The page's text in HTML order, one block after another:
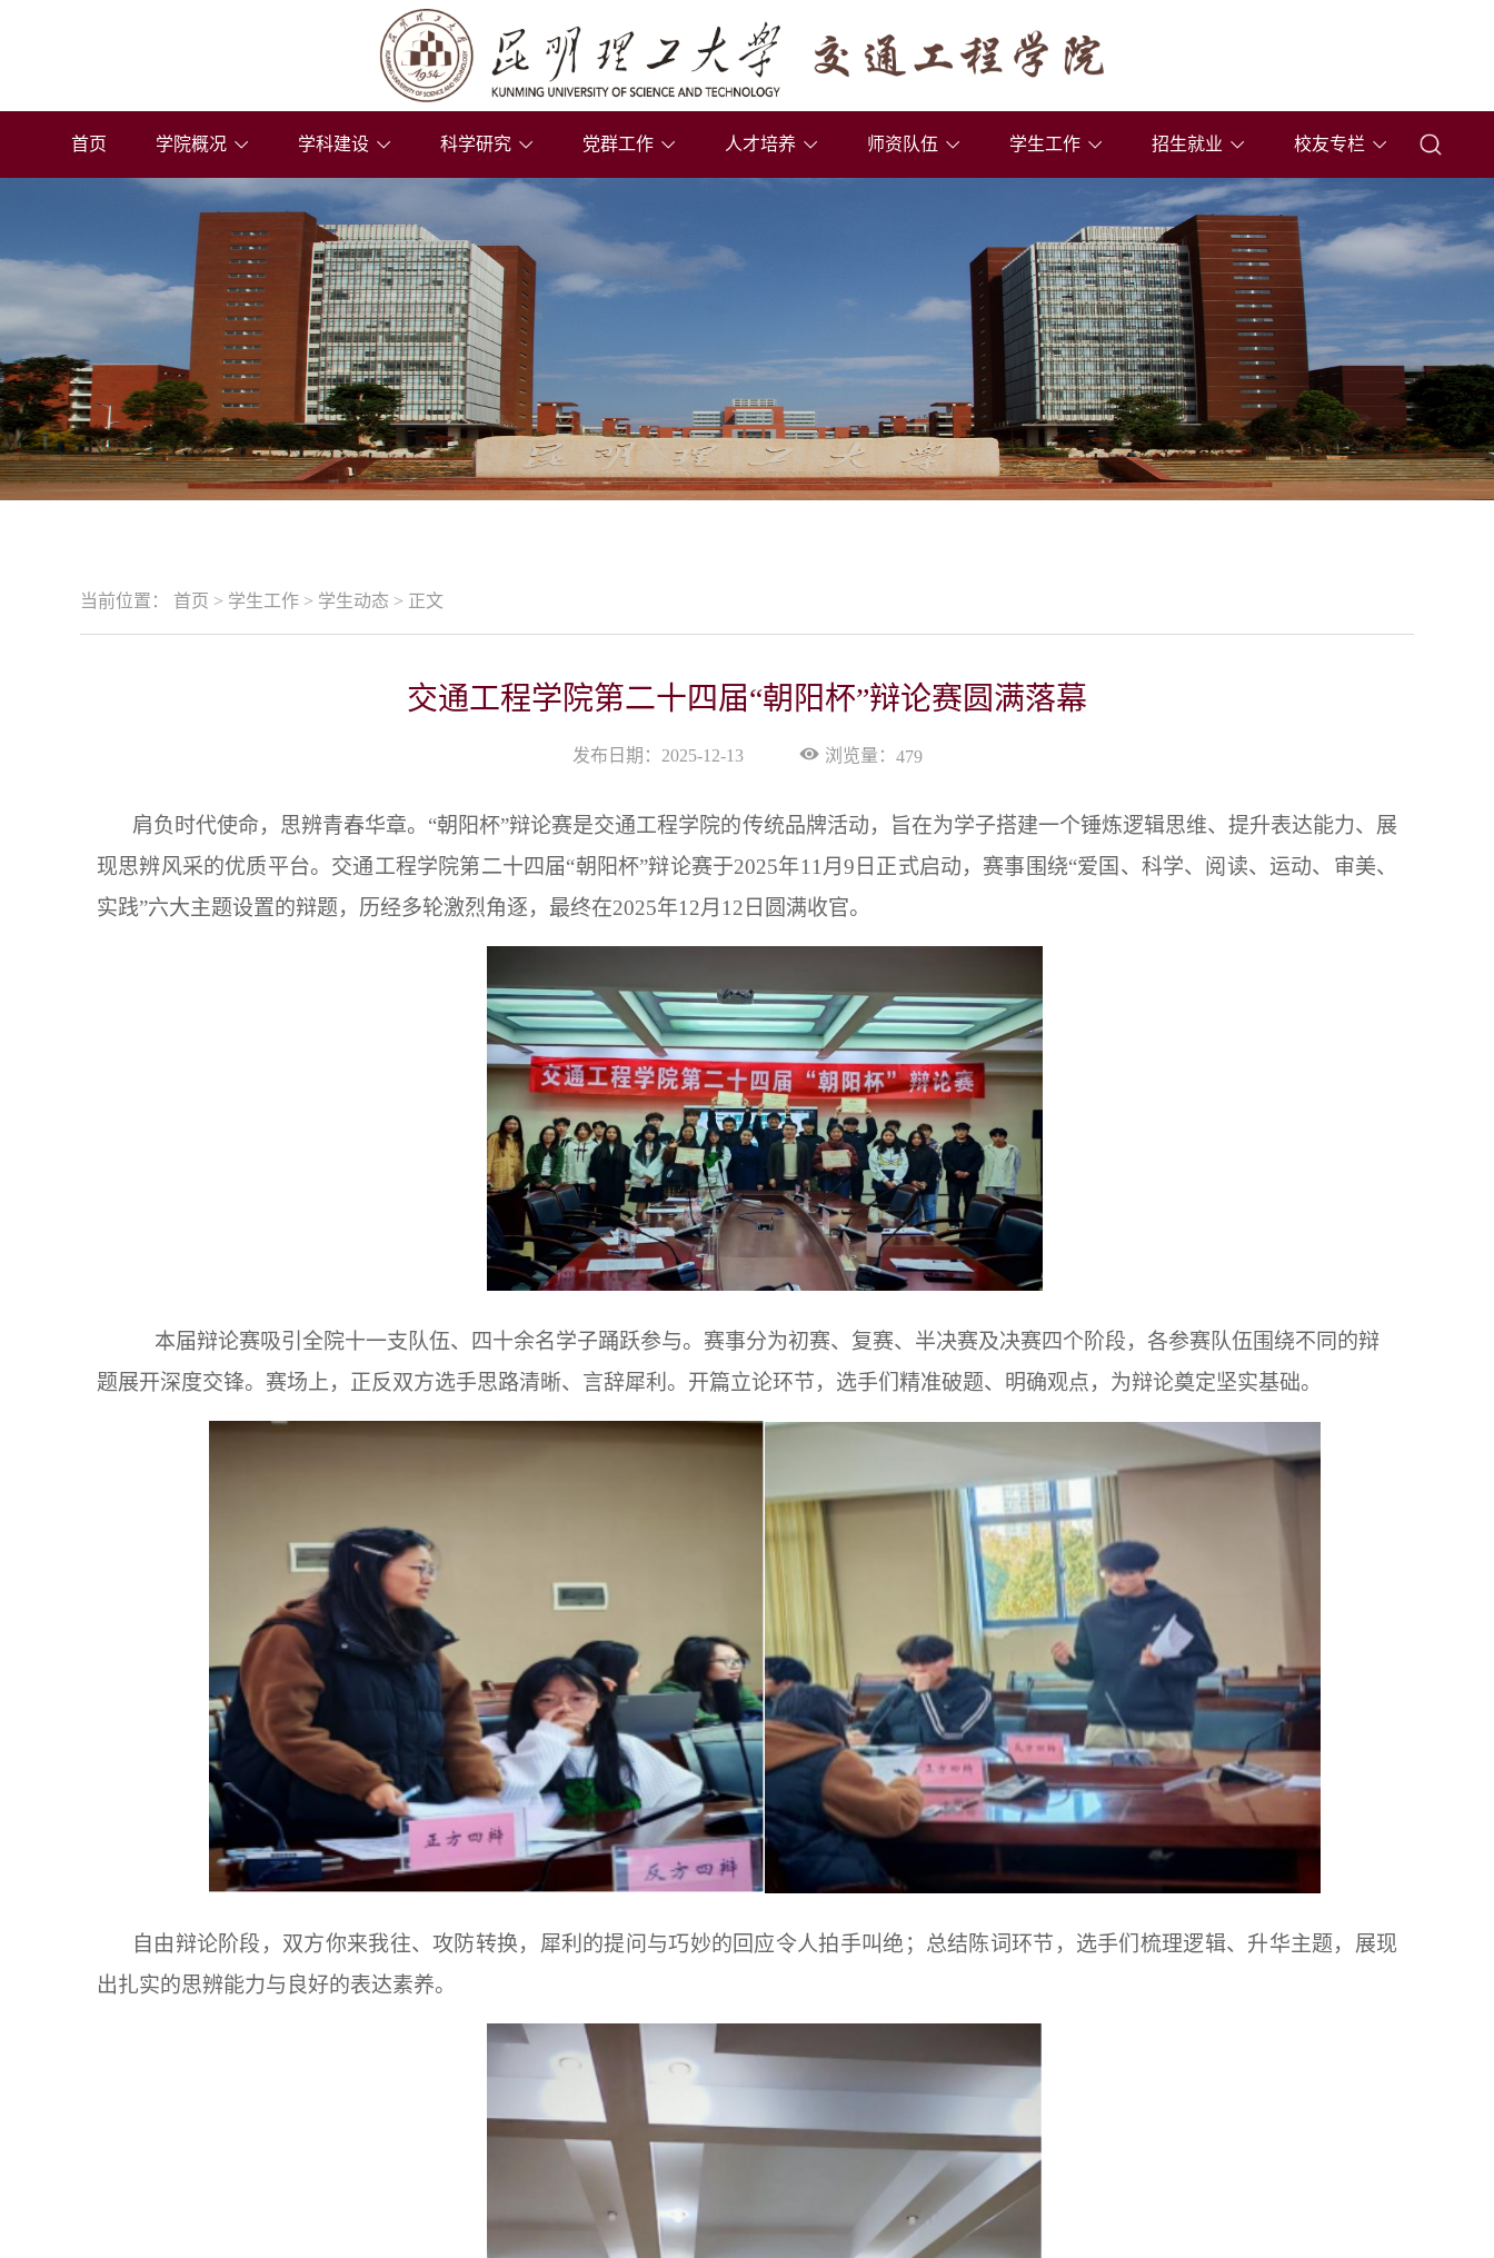
首页 学院概况 学科建设 科学研究 党群工作 人才培养 师资队伍 学生工作 招生就业 校友专栏
当前位置： 首页 > 学生工作 > 学生动态 > 正文
交通工程学院第二十四届“朝阳杯”辩论赛圆满落幕
发布日期：2025-12-13 浏览量： 479
肩负时代使命，思辨青春华章。“朝阳杯”辩论赛是交通工程学院的传统品牌活动，旨在为学子搭建一个锤炼逻辑思维、提升表达能力、展
现思辨风采的优质平台。交通工程学院第二十四届“朝阳杯”辩论赛于2025年11月9日 正式启动， 赛事围绕“爱国、科学、阅读、运动、审美、
实践”六大主题设置的辩题， 历经多轮激烈角逐，最终在2025年12月12日 圆满收官。
本届辩论赛吸引全院十一支队伍、 四十余名学子踊跃参与。赛事分为初赛、复赛、半决赛及决赛四个阶段，各参赛队伍围绕不同 的辩
题展开深度交锋。 赛场上，正反双方选手思路清晰、言辞犀利。开篇立论环节，选手们精准破题、明确观点，为辩论奠定坚实基础。
自由辩论阶段，双方你来我往、攻防转换，犀利的提问与巧妙的回应令人拍手叫绝 ；总结陈词环节，选手们梳理逻辑、升华主题，展现
出扎实的思辨能力与良好的表达素养。